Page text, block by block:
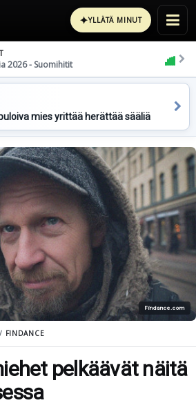
✦YLLÄTÄ MINUT
2026 - Suomihitit
mies yrittää herättää sääliä
Findance.com
FINDANCE
pelkäävät näitä